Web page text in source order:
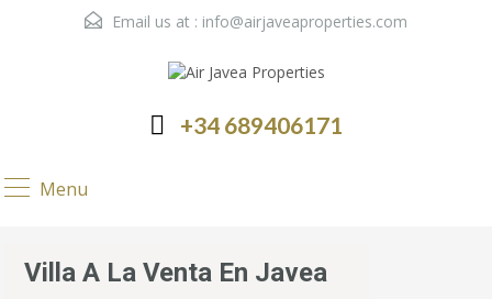
Email us at : info@airjaveaproperties.com
+34 689406171
Menu
Villa A La Venta En Javea